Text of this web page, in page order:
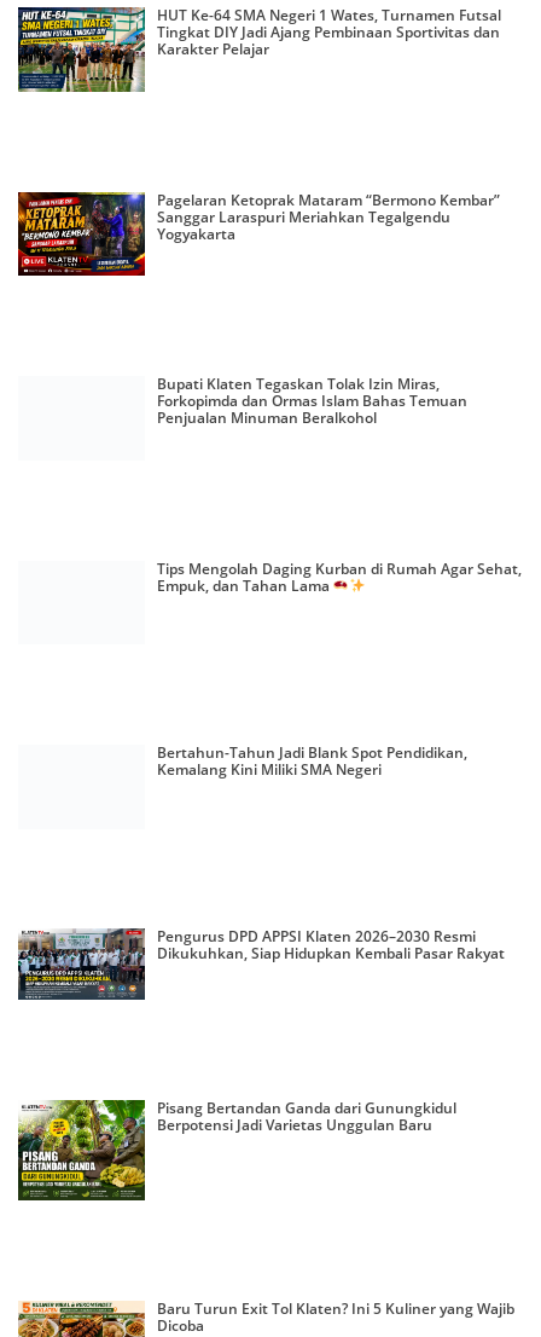
HUT Ke-64 SMA Negeri 1 Wates, Turnamen Futsal
Tingkat DIY Jadi Ajang Pembinaan Sportivitas dan
Karakter Pelajar
Pagelaran Ketoprak Mataram “Bermono Kembar”
Sanggar Laraspuri Meriahkan Tegalgendu
Yogyakarta
Bupati Klaten Tegaskan Tolak Izin Miras,
Forkopimda dan Ormas Islam Bahas Temuan
Penjualan Minuman Beralkohol
Tips Mengolah Daging Kurban di Rumah Agar Sehat,
Empuk, dan Tahan Lama
Bertahun-Tahun Jadi Blank Spot Pendidikan,
Kemalang Kini Miliki SMA Negeri
Pengurus DPD APPSI Klaten 2026–2030 Resmi
Dikukuhkan, Siap Hidupkan Kembali Pasar Rakyat
Pisang Bertandan Ganda dari Gunungkidul
Berpotensi Jadi Varietas Unggulan Baru
Baru Turun Exit Tol Klaten? Ini 5 Kuliner yang Wajib
Dicoba